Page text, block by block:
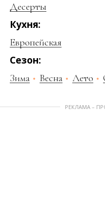
Десерты
Кухня:
Европейская
Сезон:
Зима Весна Лето
РЕКЛАМА –